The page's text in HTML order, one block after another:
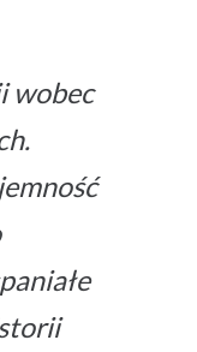
wobec